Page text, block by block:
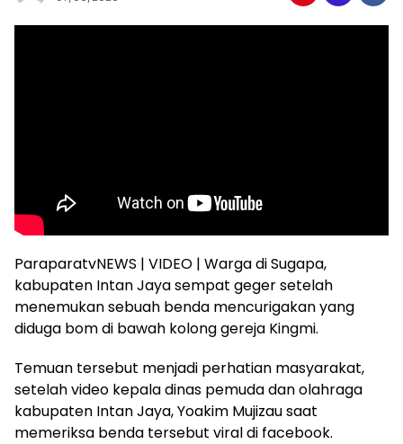
ParaparatvNEWS | VIDEO | Warga di Sugapa,
kabupaten Intan Jaya sempat geger setelah
menemukan sebuah benda mencurigakan yang
diduga bom di bawah kolong gereja Kingmi.
Temuan tersebut menjadi perhatian masyarakat,
setelah video kepala dinas pemuda dan olahraga
kabupaten Intan Jaya, Yoakim Mujizau saat
memeriksa benda tersebut viral di facebook.